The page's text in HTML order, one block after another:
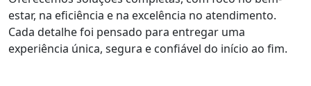
estar, na eficiência e na excelência no atendimento.
Cada detalhe foi pensado para entregar uma
experiência única, segura e confiável do início ao fim.